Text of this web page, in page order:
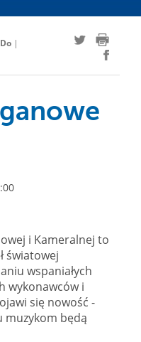
Do |
i Kameralnej to
światowej
wspaniałych
wykonawców i
się nowość -
muzykom będą